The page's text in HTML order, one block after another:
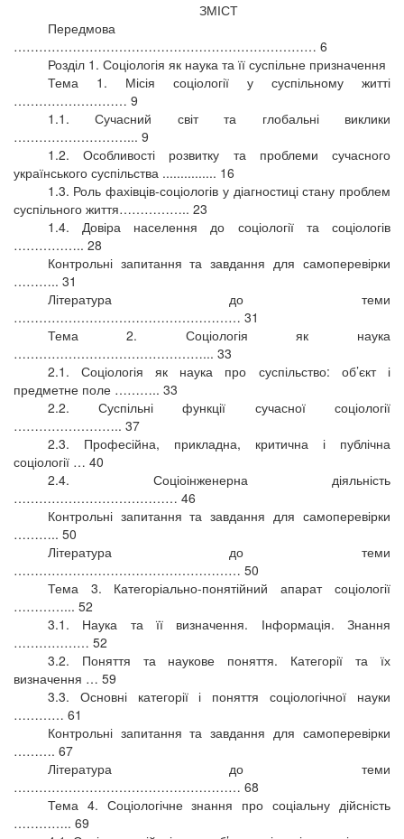
ЗМІСТ
Передмова
……………………………………………………………… 6
Розділ 1. Соціологія як наука та її суспільне призначення
Тема 1. Місія соціології у суспільному житті
……………………… 9
1.1. Сучасний світ та глобальні виклики
………………………... 9
1.2. Особливості розвитку та проблеми сучасного
українського суспільства ............... 16
1.3. Роль фахівців-соціологів у діагностиці стану проблем
суспільного життя…………….. 23
1.4. Довіра населення до соціології та соціологів
…………….. 28
Контрольні запитання та завдання для самоперевірки
……….. 31
Література до теми
……………………………………………… 31
Тема 2. Соціологія як наука
………………………………………... 33
2.1. Соціологія як наука про суспільство: об’єкт і
предметне поле ……….. 33
2.2. Суспільні функції сучасної соціології
…………………….. 37
2.3. Професійна, прикладна, критична і публічна
соціології … 40
2.4. Соціоінженерна діяльність
………………………………… 46
Контрольні запитання та завдання для самоперевірки
……….. 50
Література до теми
……………………………………………… 50
Тема 3. Категоріально-понятійний апарат соціології
…………... 52
3.1. Наука та її визначення. Інформація. Знання
……………… 52
3.2. Поняття та наукове поняття. Категорії та їх
визначення … 59
3.3. Основні категорії і поняття соціологічної науки
………… 61
Контрольні запитання та завдання для самоперевірки
………. 67
Література до теми
……………………………………………… 68
Тема 4. Соціологічне знання про соціальну дійсність
………….. 69